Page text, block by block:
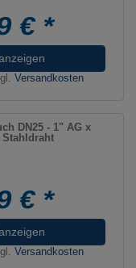
€ *
Versandkosten
DN25 - 1" AG x
Stahldraht
€ *
Versandkosten